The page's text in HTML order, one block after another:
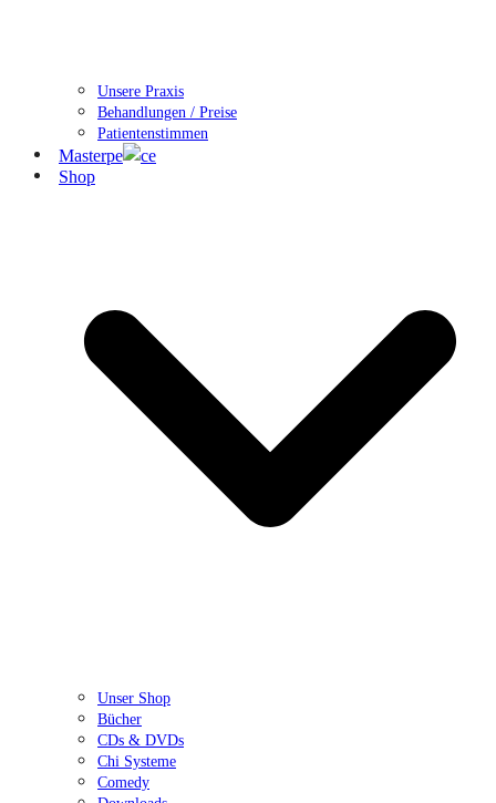
Unsere Praxis
Behandlungen / Preise
Patientenstimmen
Masterpe
ce
Shop
Unser Shop
Bücher
CDs & DVDs
Chi Systeme
Comedy